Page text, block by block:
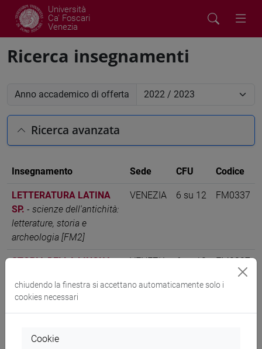
Università
Ca' Foscari
Venezia
Ricerca insegnamenti
Anno accademico di offerta
Ricerca avanzata
Insegnamento Sede CFU Codice
LETTERATURA LATINA
SP. - scienze dell'antichità:
letterature, storia e
archeologia [FM2]
VENEZIA 6 su 12 FM0337
STORIA DELLA LINGUA
dell'antichità: letterature,
storia e archeologia [FM2]
VENEZIA 6 su 12 FM0337
chiudendo la finestra si accettano automaticamente solo i
cookies necessari
Cookie